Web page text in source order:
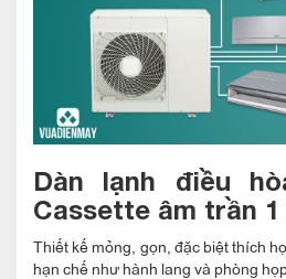
Dàn lạnh điều
Cassette âm trần
Thiết kế mỏng, gọn, đặc biệt thích
hạn chế như hành lang và phòng